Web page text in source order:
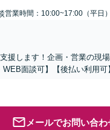
営業時間：10:00~17:00（平日）
援します！企画・営業の現
面談可】【後払い利用可
メールでお問い合わ